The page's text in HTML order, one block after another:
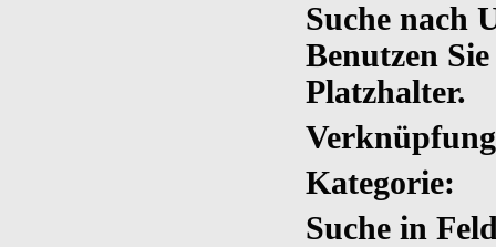
Suche nach
Benutzen
Platzhalter.
Kategorie:
Suche in